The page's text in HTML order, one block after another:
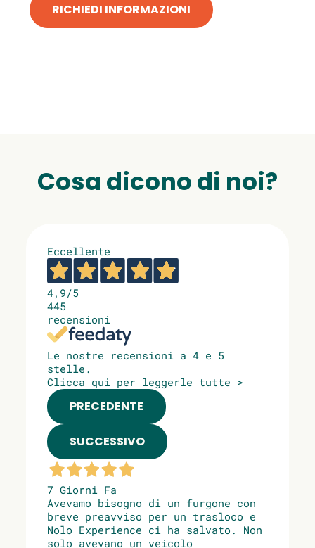
RICHIEDI INFORMAZIONI
Cosa dicono di noi?
Eccellente
4,9/5
445
recensioni
Le nostre recensioni a 4 e 5
stelle.
Clicca qui per leggerle tutte >
PRECEDENTE
SUCCESSIVO
7 Giorni Fa
Avevamo bisogno di un furgone con
breve preavviso per un trasloco e
Nolo Experience ci ha salvato. Non
solo avevano un veicolo